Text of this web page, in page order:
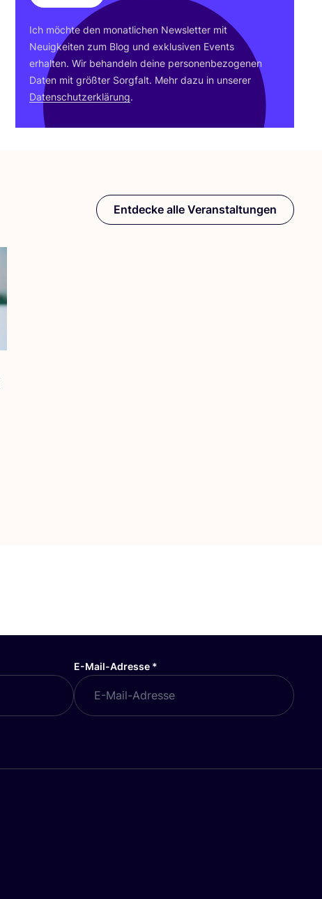
Ich möch­te den monat­li­chen News­let­ter mit
Neu­ig­kei­ten zum Blog und exklu­si­ven Events
erhal­ten. Wir behan­deln dei­ne per­so­nen­be­zo­ge­nen
Daten mit größ­ter Sorg­falt. Mehr dazu in unse­rer
Daten­schutz­er­klä­rung.
Entdecke alle Veranstaltungen
E-Mail-Adresse *